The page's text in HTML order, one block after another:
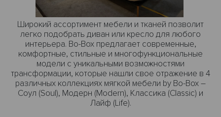
Широкий ассортимент мебели и тканей позволит
легко подобрать диван или кресло для любого
интерьера. Bo-Box предлагает современные,
комфортные, стильные и многофункциональные
модели с уникальными возможностями
трансформации, которые нашли свое отражение в 4
различных коллекциях мягкой мебели by Bo-Box –
Соул (Soul), Модерн (Modern), Классика (Classic) и
Лайф (Life).